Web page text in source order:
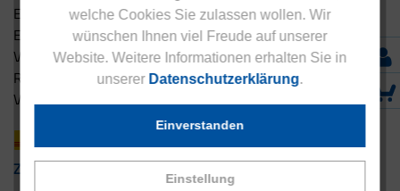
welche Cookies Sie zulassen wollen. Wir
wünschen Ihnen viel Freude auf unserer
Website. Weitere Informationen erhalten Sie in
unserer Datenschutzerklärung.
Einstellung
Einverstanden
Eucell Ernährungscoach
Eucell Fitness Coach
Versandbedingungen
Rücksendung
Versandpartner innerhalb Deutschlands
Zahlungsarten